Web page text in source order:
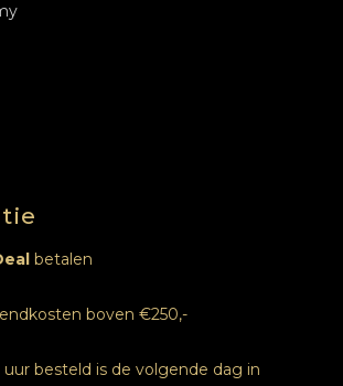
Nagels
Nagels
betalen
boven €250,-
uur besteld is de volgende dag in